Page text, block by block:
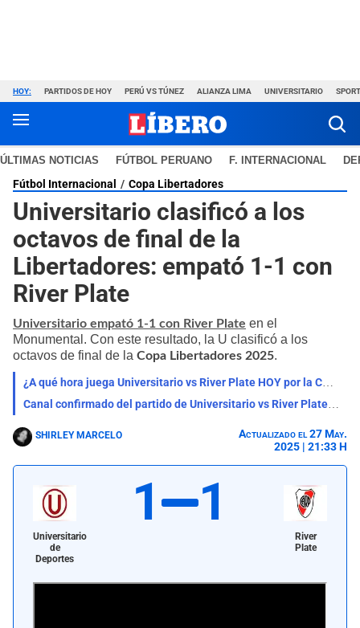
HOY: PARTIDOS DE HOY PERÚ VS TÚNEZ ALIANZA LIMA UNIVERSITARIO
ÚLTIMAS NOTICIAS FÚTBOL PERUANO F. INTERNACIONAL
Fútbol Internacional Copa Libertadores
Universitario clasificó a los
octavos de final de la
Libertadores: empató 1-1 con
River Plate
Universitario empató 1-1 con River Plate en el
Monumental. Con este resultado, la U clasificó a los
octavos de final de la Copa Libertadores 2025.
¿A qué hora juega Universitario vs River Plate HOY por la Copa Libertadores 2025?
Canal confirmado del partido de Universitario vs River Plate por Copa Libertadores 2025
SHIRLEY MARCELO
Actualizado el 27 May.
2025 | 21:33 H
Universitario
de
Deportes
1 1
River
Plate